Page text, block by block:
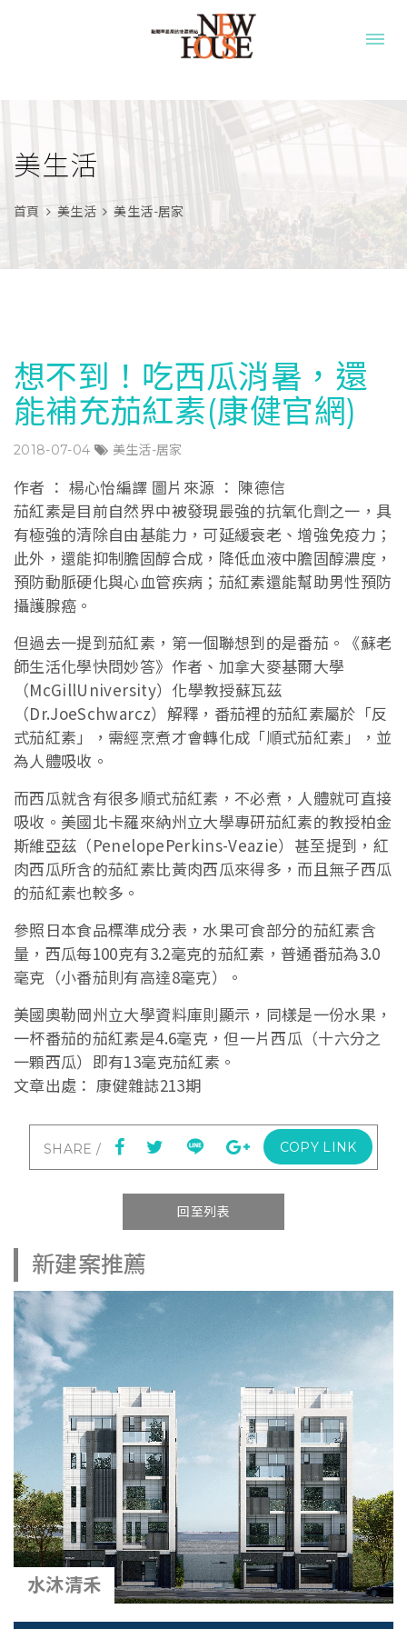
美生活
首頁 美生活 美生活-居家
想不到！吃西瓜消暑，還
能補充茄紅素(康健官網)
2018-07-04 美生活-居家
作者 ： 楊心怡編譯 圖片來源 ： 陳德信
茄紅素是目前自然界中被發現最強的抗氧化劑之一，具
有極強的清除自由基能力，可延緩衰老、增強免疫力；
此外，還能抑制膽固醇合成，降低血液中膽固醇濃度，
預防動脈硬化與心血管疾病；茄紅素還能幫助男性預防
攝護腺癌。
但過去一提到茄紅素，第一個聯想到的是番茄。《蘇老
師生活化學快問妙答》作者、加拿大麥基爾大學
（McGillUniversity）化學教授蘇瓦茲
（Dr.JoeSchwarcz）解釋，番茄裡的茄紅素屬於「反
式茄紅素」，需經烹煮才會轉化成「順式茄紅素」，並
為人體吸收。
而西瓜就含有很多順式茄紅素，不必煮，人體就可直接
吸收。美國北卡羅來納州立大學專研茄紅素的教授柏金
斯維亞茲（PenelopePerkins-Veazie）甚至提到，紅
肉西瓜所含的茄紅素比黃肉西瓜來得多，而且無子西瓜
的茄紅素也較多。
參照日本食品標準成分表，水果可食部分的茄紅素含
量，西瓜每100克有3.2毫克的茄紅素，普通番茄為3.0
毫克（小番茄則有高達8毫克）。
美國奧勒岡州立大學資料庫則顯示，同樣是一份水果，
一杯番茄的茄紅素是4.6毫克，但一片西瓜（十六分之
一顆西瓜）即有13毫克茄紅素。
文章出處： 康健雜誌213期
COPY LINK
回至列表
新建案推薦
水沐清禾